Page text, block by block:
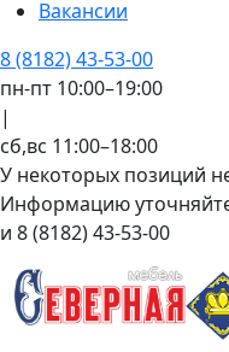
Вакансии
8 (8182) 43-53-00
пн-пт 10:00–19:00
|
сб,вс 11:00–18:00
У некоторых позиций
Информацию
и 8 (8182) 43-53-00